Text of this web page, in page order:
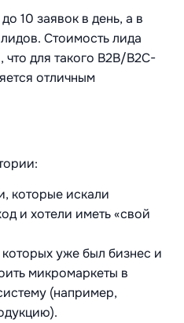
10 заявок в день, а в
Стоимость лида
для такого B2B/B2C-
отличным
которые искали
и хотели иметь «свой
уже был бизнес и
микромаркеты в
(например,